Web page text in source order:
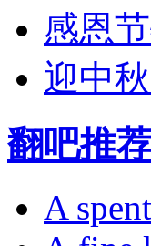
感恩
迎中
翻吧推
A